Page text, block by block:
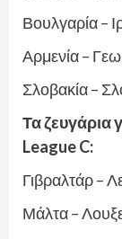
Βουλγαρία –
Αρμενία –
Σλοβακία –
Τα ζευγάρια
League C:
Γιβραλτάρ –
Μάλτα –